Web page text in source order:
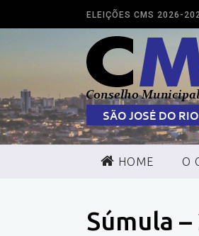
ELEIÇÕES CMS 2026-
HOME O
Súmula –